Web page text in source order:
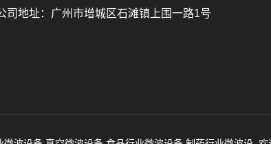
司地址：广州市增城区石滩镇上围一路1号